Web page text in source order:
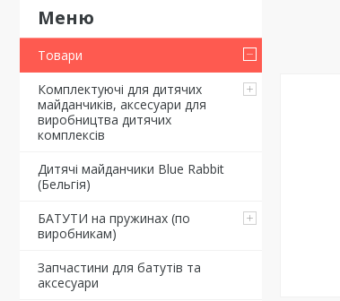
Товари
Комплектуючі для дитячих
майданчиків, аксесуари для
виробництва дитячих
комплексів
Дитячі майданчики Blue Rabbit
(Бельгія)
БАТУТИ на пружинах (по
виробникам)
Запчастини для батутів та
аксесуари